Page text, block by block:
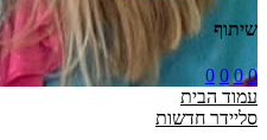
שיתוף
0
0
0
0
עמוד הבית
סליידר חדשות